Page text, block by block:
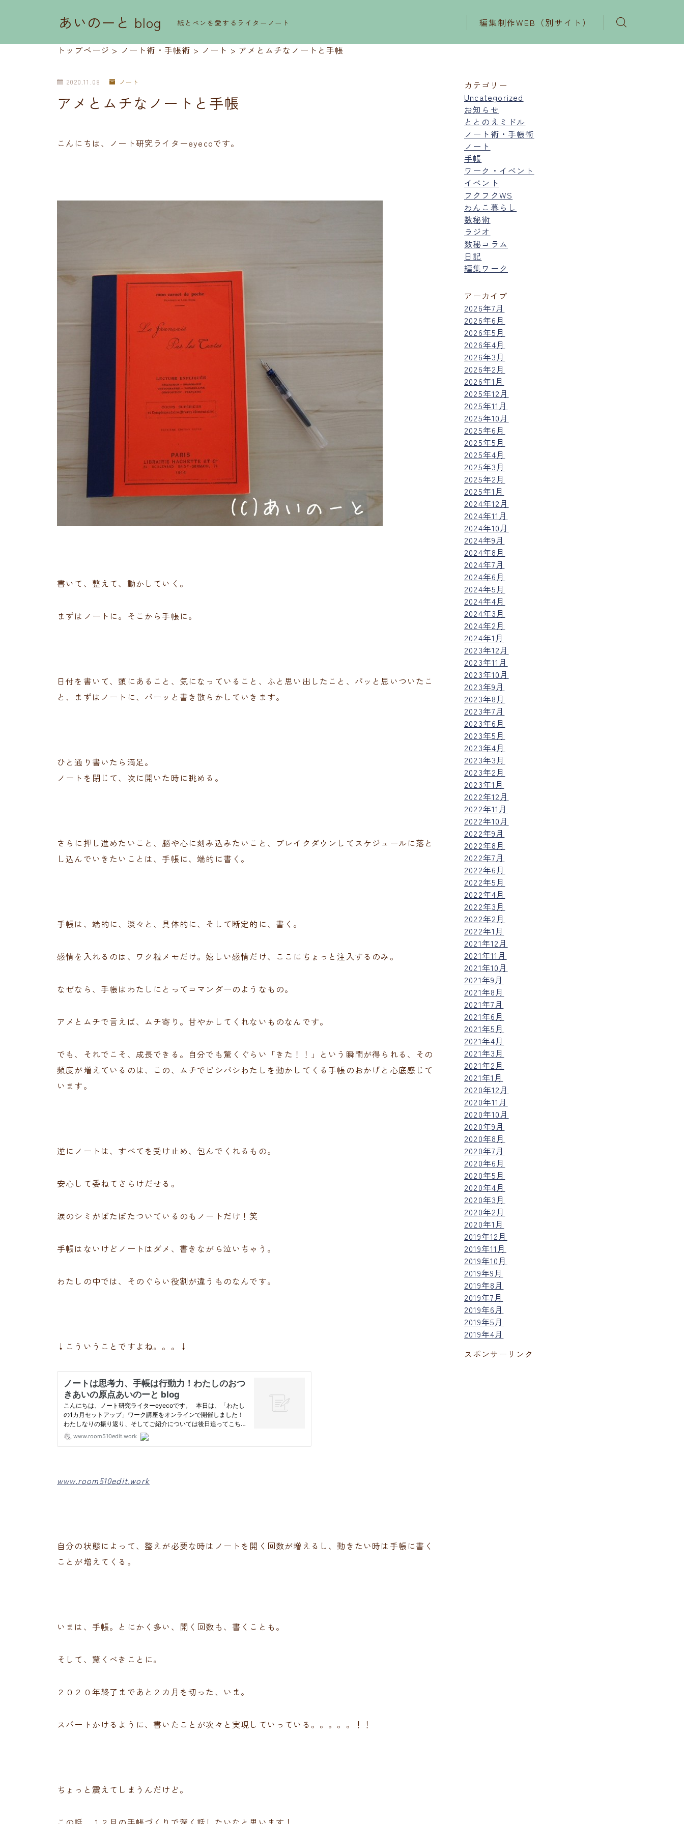
あいのーと blog 紙とペンを愛するライターノート 編集制作WEB（別サイト）
トップページ > ノート術・手帳術 > ノート > アメとムチなノートと手帳
2020.11.08 ノート
アメとムチなノートと手帳
こんにちは、ノート研究ライターeyecoです。
書いて、整えて、動かしていく。
まずはノートに。そこから手帳に。
日付を書いて、頭にあること、気になっていること、ふと思い出したこと、パッと思いついたこ
と、まずはノートに、バーッと書き散らかしていきます。
ひと通り書いたら満足。
ノートを閉じて、次に開いた時に眺める。
さらに押し進めたいこと、脳や心に刻み込みたいこと、ブレイクダウンしてスケジュールに落と
し込んでいきたいことは、手帳に、端的に書く。
手帳は、端的に、淡々と、具体的に、そして断定的に、書く。
感情を入れるのは、ワク粒メモだけ。嬉しい感情だけ、ここにちょっと注入するのみ。
なぜなら、手帳はわたしにとってコマンダーのようなもの。
アメとムチで言えば、ムチ寄り。甘やかしてくれないものなんです。
でも、それでこそ、成長できる。自分でも驚くぐらい「きた！！」という瞬間が得られる、その
頻度が増えているのは、この、ムチでビシバシわたしを動かしてくる手帳のおかげと心底感じて
います。
逆にノートは、すべてを受け止め、包んでくれるもの。
安心して委ねてさらけだせる。
涙のシミがぼたぼたついているのもノートだけ！笑
手帳はないけどノートはダメ、書きながら泣いちゃう。
わたしの中では、そのぐらい役割が違うものなんです。
↓こういうことですよね。。。↓
www.room510edit.work
自分の状態によって、整えが必要な時はノートを開く回数が増えるし、動きたい時は手帳に書く
ことが増えてくる。
いまは、手帳。とにかく多い、開く回数も、書くことも。
そして、驚くべきことに。
２０２０年終了まであと２カ月を切った、いま。
スパートかけるように、書いたことが次々と実現していっている。。。。。！！
ちょっと震えてしまうんだけど。
カテゴリー
Uncategorized
お知らせ
ととのえミドル
ノート術・手帳術
ノート
手帳
ワーク・イベント
イベント
フクフクWS
わんこ暮らし
数秘術
ラジオ
数秘コラム
日記
編集ワーク
アーカイブ
2026年7月
2026年6月
2026年5月
2026年4月
2026年3月
2026年2月
2026年1月
2025年12月
2025年11月
2025年10月
2025年6月
2025年5月
2025年4月
2025年3月
2025年2月
2025年1月
2024年12月
2024年11月
2024年10月
2024年9月
2024年8月
2024年7月
2024年6月
2024年5月
2024年4月
2024年3月
2024年2月
2024年1月
2023年12月
2023年11月
2023年10月
2023年9月
2023年8月
2023年7月
2023年6月
2023年5月
2023年4月
2023年3月
2023年2月
2023年1月
2022年12月
2022年11月
2022年10月
2022年9月
2022年8月
2022年7月
2022年6月
2022年5月
2022年4月
2022年3月
2022年2月
2022年1月
2021年12月
2021年11月
2021年10月
2021年9月
2021年8月
2021年7月
2021年6月
2021年5月
2021年4月
2021年3月
2021年2月
2021年1月
2020年12月
2020年11月
2020年10月
2020年9月
2020年8月
2020年7月
2020年6月
2020年5月
2020年4月
2020年3月
2020年2月
2020年1月
2019年12月
2019年11月
2019年10月
2019年9月
2019年8月
2019年7月
2019年6月
2019年5月
2019年4月
スポンサーリンク